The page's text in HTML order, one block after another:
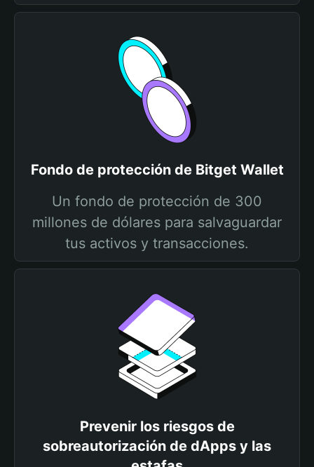
Fondo de protección de Bitget Wallet
Un fondo de protección de 300
millones de dólares para salvaguardar
tus activos y transacciones.
Prevenir los riesgos de
sobreautorización de dApps y las